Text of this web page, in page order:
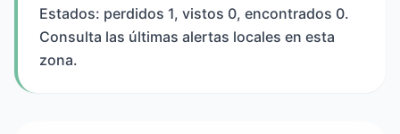
Estados: perdidos 1, vistos 0, encontrados 0.
Consulta las últimas alertas locales en esta
zona.